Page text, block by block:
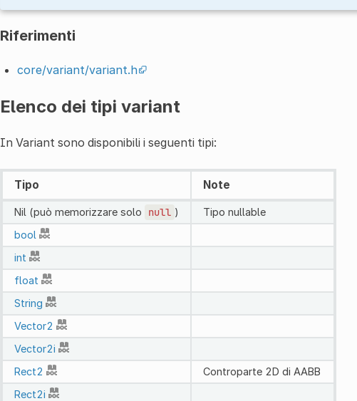
Riferimenti
core/variant/variant.h
Elenco dei tipi variant
In Variant sono disponibili i seguenti tipi:
Tipo Note
Nil (può memorizzare solo null )
Tipo nullable
bool
int
float
String
Vector2
Vector2i
Rect2
Controparte 2D di AABB
Rect2i